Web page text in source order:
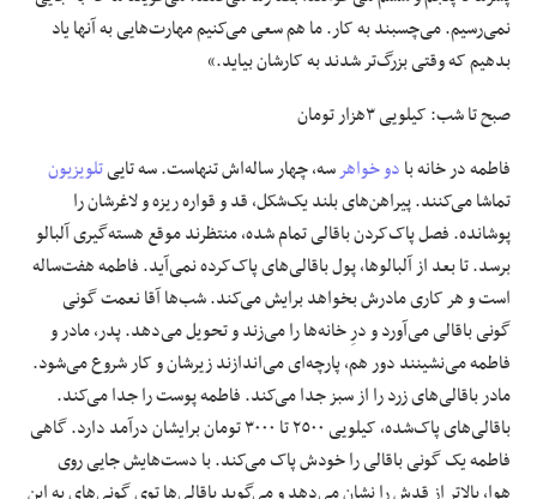
نمی‌رسیم. می‌چسبند به کار. ما هم سعی می‌کنیم مهارت‌هایی به آنها یاد
بدهیم که وقتی بزرگ‌تر شدند به کارشان بیاید.»
صبح تا شب: کیلویی ٣‌هزار تومان
فاطمه در خانه بادو خواهرسه، چهار ساله‌اش تنهاست. سه تاییتلویزیون
تماشا می‌کنند. پیراهن‌های بلند یک‌شکل، قد و قواره ریزه و لاغرشان را
پوشانده. فصل پاک‌کردن باقالی تمام شده، منتظرند موقع هسته‌گیری آلبالو
برسد. تا بعد از آلبالوها، پول باقالی‌های پاک‌کرده نمی‌آید. فاطمه هفت‌ساله
است و هر کاری مادرش بخواهد برایش می‌کند. شب‌ها آقا نعمت گونی
گونی باقالی می‌آورد و درِ خانه‌ها را می‌زند و تحویل می‌دهد. پدر، مادر و
فاطمه می‌نشینند دور هم، پارچه‌ای می‌اندازند زیرشان و کار شروع می‌شود.
مادر باقالی‌های زرد را از سبز جدا می‌کند. فاطمه پوست را جدا می‌کند.
باقالی‌های پاک‌شده، کیلویی ٢٥٠٠ تا ٣٠٠٠ تومان برایشان درآمد دارد. گاهی
فاطمه یک گونی باقالی را خودش پاک می‌کند. با دست‌هایش جایی روی